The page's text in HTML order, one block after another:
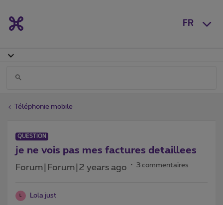
FR
Téléphonie mobile
QUESTION
je ne vois pas mes factures detaillees
Forum|Forum|2 years ago 3 commentaires
L Lola just